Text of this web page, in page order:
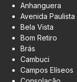
Anhanguera
Avenida Paulista
Bela Vista
Bom Retiro
Brás
Cambuci
Campos Elíseos